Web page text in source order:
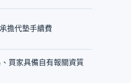
擔代墊手續費
買家具備自有報關資質